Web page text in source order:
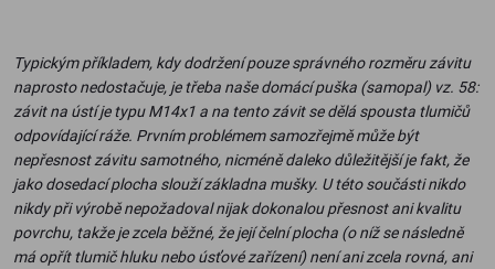
Typickým příkladem, kdy dodržení pouze správného rozměru závitu
naprosto nedostačuje, je třeba naše domácí puška (samopal) vz. 58:
závit na ústí je typu M14x1 a na tento závit se dělá spousta tlumičů
odpovídající ráže. Prvním problémem samozřejmě může být
nepřesnost závitu samotného, nicméně daleko důležitější je fakt, že
jako dosedací plocha slouží základna mušky. U této součásti nikdo
nikdy při výrobě nepožadoval nijak dokonalou přesnost ani kvalitu
povrchu, takže je zcela běžné, že její čelní plocha (o níž se následně
má opřít tlumič hluku nebo úsťové zařízení) není ani zcela rovná, ani